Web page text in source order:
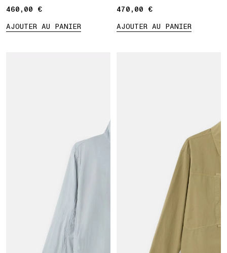
460,00 €
460,00 €
AJOUTER AU PANIER
470,00 €
470,00 €
AJOUTER AU PANIER